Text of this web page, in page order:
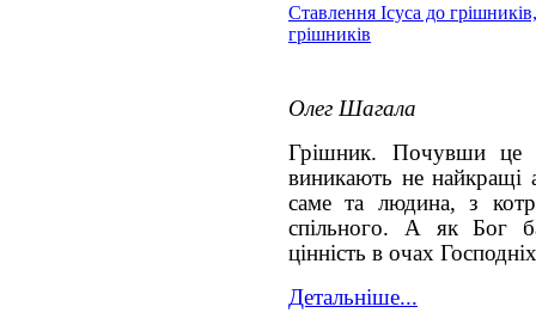
Ставлення Ісуса до
грішників
Олег Шагала
Грішник. Почувши це
виникають не найкращі
саме та людина, з
спільного. А як Бог
цінність в очах
Детальніше...